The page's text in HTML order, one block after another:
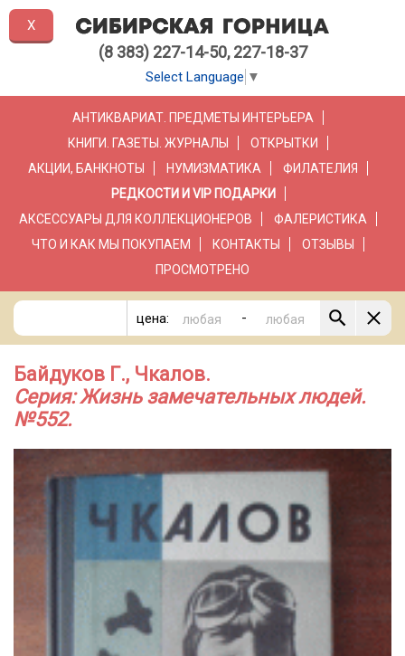
(8 383) 227-14-50, 227-18-37
Select Language ▼
АНТИКВАРИАТ. ПРЕДМЕТЫ ИНТЕРЬЕРА
КНИГИ. ГАЗЕТЫ. ЖУРНАЛЫ
ОТКРЫТКИ
АКЦИИ, БАНКНОТЫ
НУМИЗМАТИКА
ФИЛАТЕЛИЯ
РЕДКОСТИ И VIP ПОДАРКИ
АКСЕССУАРЫ ДЛЯ КОЛЛЕКЦИОНЕРОВ
ФАЛЕРИСТИКА
ЧТО И КАК МЫ ПОКУПАЕМ
КОНТАКТЫ
ОТЗЫВЫ
ПРОСМОТРЕНО
цена: -
Байдуков Г., Чкалов.
Серия: Жизнь замечательных людей.
№552.
X